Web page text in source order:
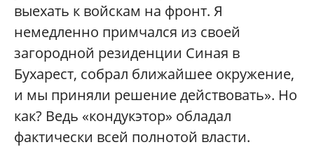
выехать к войскам на фронт. Я
немедленно примчался из своей
загородной резиденции Синая в
Бухарест, собрал ближайшее окружение,
и мы приняли решение действовать». Но
как? Ведь «кондукэтор» обладал
фактически всей полнотой власти.